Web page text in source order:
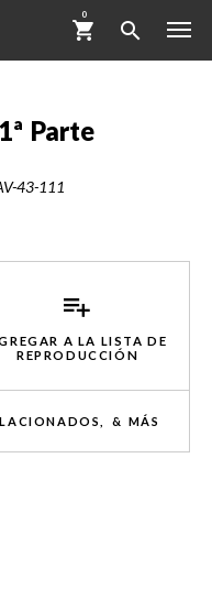
0
Parte
43-111
A LA LISTA DE
REPRODUCCIÓN
& MÁS